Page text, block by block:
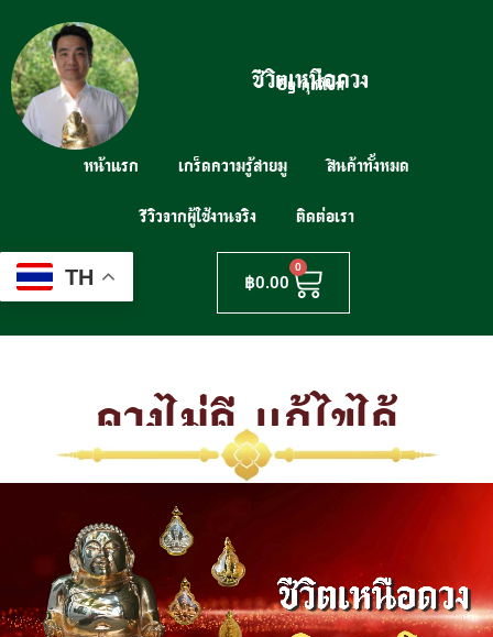
ชีวิตเหนือดวง
By คุณโบท
หน้าแรก เกร็ดความรู้สายมู สินค้าทั้งหมด
รีวิวจากผู้ใช้งานจริง ติดต่อเรา
TH ฿0.00
0
ดวงไม่ดี แก้ไขได้